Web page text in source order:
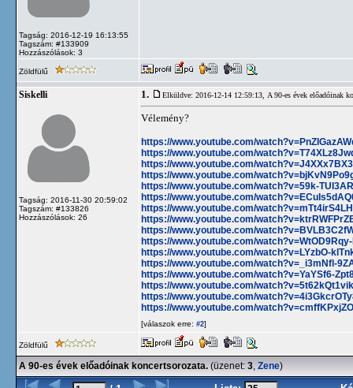
Tagság: 2016-12-19 16:13:55
Tagszám: #133909
Hozzászólások: 3
Zöldfülű
Siskelli
Tagság: 2016-11-30 20:59:02
Tagszám: #133826
Hozzászólások: 26
1. Elküldve: 2016-12-14 12:59:13, A 90-es évek előadóinak
Vélemény?
https://www.youtube.com/
https://www.youtube.com/
https://www.youtube.com/
https://www.youtube.com/
https://www.youtube.com/watch?v=59k-
https://www.youtube.com/
https://www.youtube.com/
https://www.youtube.com/
https://www.youtube.com/
https://www.youtube.com/
https://www.youtube.com/watch?v=LYzbO-
https://www.youtube.com/watch?v=_i3mNfl-
https://www.youtube.com/watch?v=YaYSf6-
https://www.youtube.com/watch?v=5t62kQt1vik
https://www.youtube.com/
https://www.youtube.com/
[válaszok erre: #2]
Zöldfülű
A 90-es évek előadóinak koncertsorozata. (üzenet: 3, Zene)